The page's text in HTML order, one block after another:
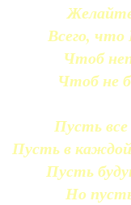
Желайте
Всего,
Чтоб
Чтоб не
Пусть
Пусть в
Пусть
Но